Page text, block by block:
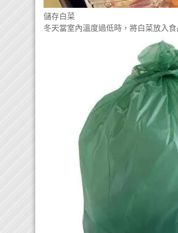
儲存白菜
冬天當室內溫度過低時，將白菜放入